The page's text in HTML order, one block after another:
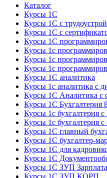
Каталог
Курсы 1С
Курсы 1С с
Курсы 1С с
Курсы 1С
Курсы 1с
Курсы 1с
Курсы 1с
Курсы 1С аналитика
Курсы 1с аналитика с
Курсы 1С Аналитика с
Курсы 1С Бухгалтерия
Курсы 1с бухгалтерия
Курсы 1с бухгалтерия
Курсы 1С главный
Курсы 1С бухгалтер-
Курсы 1С для
Курсы 1С
Курсы 1С ЗУП
Курсы 1С ЗУП КОРП